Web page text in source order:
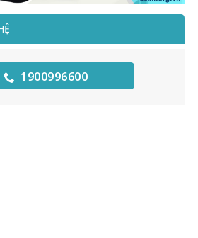
1900996600